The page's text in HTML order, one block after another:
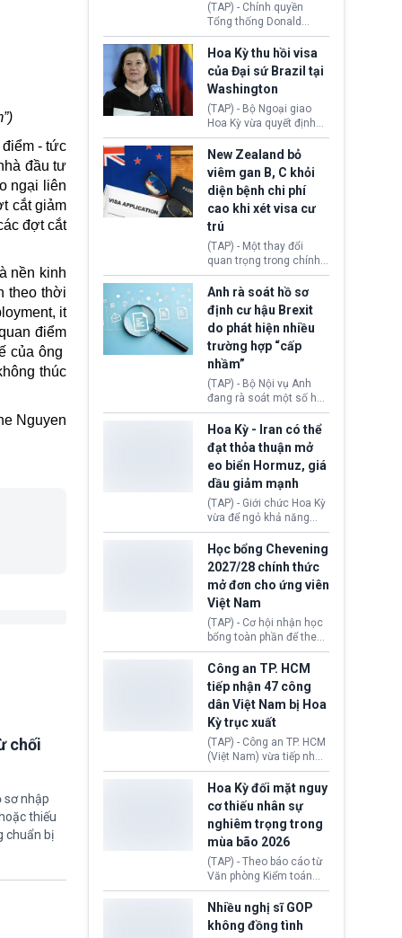
- tức
đầu tư
ngại liên
cắt giảm
đợt cắt
nền kinh
theo thời
it
điểm
của ông
thúc
Nguyen
chối
sơ nhập
thiếu
chuẩn bị
(TAP) - Chính quyền
Tổng thống Donald
Trump đã hoàn trả
khoảng 100 tỷ USD thuế
quan từng thu theo Đạo
luật Quyền hạn Kinh tế
Khẩn cấp Quốc tế
(IEEPA). Động thái này
diễn ra sau phán quyết
hồi tháng 2 bởi Tòa án
Tối cao Hoa Kỳ
(SCOTUS) khi tuyên bố,
việc áp thuế diện rộng là
hoàn toàn bất hợp pháp.
Hoa Kỳ thu hồi visa
của Đại sứ Brazil tại
Washington
(TAP) - Bộ Ngoại giao
Hoa Kỳ vừa quyết định
thu hồi thị thực (visa)
của bà Maria Luiza
Ribeiro Viotti - Đại sứ
Brazil tại Washington.
Động thái trên diễn ra
trong bối cảnh tranh
chấp ngoại giao giữa
chính quyền Tổng thống
Donald Trump và chính
phủ cánh tả Tổng thống
da Silva đang leo thang
gay gắt.
New Zealand bỏ
viêm gan B, C khỏi
diện bệnh chi phí
cao khi xét visa cư
trú
(TAP) - Một thay đổi
quan trọng trong chính
sách nhập cư của New
Zealand đang mở ra
thêm cơ hội cho nhiều
người muốn định cư. Từ
nay, người mắc viêm
gan B hoặc viêm gan C
sẽ không còn bị mặc
định không đáp ứng tiêu
chuẩn sức khỏe chỉ vì
chi phí điều trị khi nộp hồ
Anh rà soát hồ sơ
định cư hậu Brexit
do phát hiện nhiều
trường hợp “cấp
nhầm”
(TAP) - Bộ Nội vụ Anh
đang rà soát một số hồ
sơ thuộc Chương trình
Định cư EU (EU
Settlement Scheme -
EUSS) sau khi xác định
có trường hợp được cấp
quy chế cư trú hậu
Brexit “do nhầm lẫn”.
Động thái này làm dấy
lên lo ngại về việc thực
thi Thỏa thuận Rút khỏi
Liên minh châu Âu
(Withdrawal
Agreement).
Hoa Kỳ - Iran có thể
đạt thỏa thuận mở
eo biển Hormuz, giá
dầu giảm mạnh
(TAP) - Giới chức Hoa Kỳ
vừa để ngỏ khả năng
sớm đạt thỏa thuận với
Iran nhằm mở lại eo biển
Hormuz, mở đường cho
việc khôi phục hoạt
động hàng hải. Những
tín hiệu ngoại giao tích
cực này lập tức tác động
đến thị trường năng
lượng, kéo giá dầu thế
giới lùi sâu xuống dưới
mức 80 USD/thùng.
Học bổng Chevening
2027/28 chính thức
mở đơn cho ứng viên
Việt Nam
(TAP) - Cơ hội nhận học
bổng toàn phần để theo
học chương trình thạc sĩ
tại Vương quốc Anh đã
chính thức quay trở lại.
Học bổng Chevening
2027/28 của Chính phủ
Anh vừa mở cổng ứng
tuyển dành riêng ứng
viên Việt Nam, hỗ trợ
toàn bộ chi phí học tập
cùng nhiều quyền lợi
trong suốt một năm
học.
Công an TP. HCM
tiếp nhận 47 công
dân Việt Nam bị Hoa
Kỳ trục xuất
(TAP) - Công an TP. HCM
(Việt Nam) vừa tiếp nhận
47 công dân Việt Nam bị
Hoa Kỳ trục xuất về
nước. Đây là đợt có số
lượng lớn nhất từ đầu
năm 2026 đến nay, phản
ánh xu hướng gia tăng
các trường hợp trục
xuất.
Hoa Kỳ đối mặt nguy
cơ thiếu nhân sự
nghiêm trọng trong
mùa bão 2026
(TAP) - Theo báo cáo từ
Văn phòng Kiểm toán
Chính phủ (GAO), Cơ
quan Quản lý Khẩn cấp
Liên bang (FEMA) thuộc
Bộ An ninh Nội địa Hoa
Nhiều nghị sĩ GOP
không đồng tình